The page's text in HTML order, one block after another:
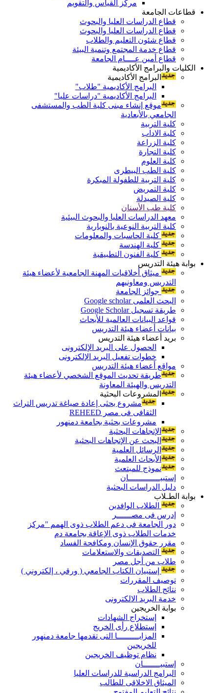
مركز القياس والتقويم
قطاعات الجامعة
قطاع الدراسات العليا والبحوث
قطاع الدراسات العليا والبحوث
قطاع شئون التعليم والطلاب
قطاع خدمة المجتمع وتنمية البيئة
قطاع أمين عــــام الجامعة
الكليات والبرامج الأكاديمية
البرامج الأكاديمية
البرامج الأكاديمية "طلاب"
البرامج الأكاديمية "دراسات عليا"
موقع إنشاء مبنى كلية الطب والمستشفى
الجامعي بالأبعادية
كلية التربية
كلية الاداب
كلية الزراعة
كلية التجارة
كلية العلوم
كلية الطب البيطرى
كلية التربية للطفولة المبكرة
كلية التمريض
كلية الصيدلة
كلية طب الأسنان
معهد الدراسات العليا والبحوث البيئية
كلية التربية النوعية بالنوبارية
كلية الحاسبات والمعلومات
كلية الهندسة
كلية الفنون التطبيقية
بوابة هيئة التدريس
ميثاق أخلاقيات المهنة الجامعية لأعضاء هيئة
التدريس ومعاونيهم
جوائز الجامعة
البحث العلمى Google scholar
طريقة تسجيل Google Scholar
قواعد البيانات العالمية للأبحاث
بيانات أعضاء هيئة التدريس
بريد أعضاء هيئة التدريس
الحصول على البريد الإلكترونى
خطوات تفعيل البريد الإلكترونى
مواقع أعضاء هيئة التدريس
طريقة تحديث الموقع الشخصي لأعضاء هيئة
التدريس والهيئة المعاونة
المشروعات البحثية
مشروع بحثى إعادة صياغة تدريس التراث
الثقافى فى مصر REHEED
مشروعات بحثية بجامعة دمنهور
الإتجاهات البحثية
البحث عن الإتجاهات البحثية
الرسائل العلمية
الأبحاث العلمية
نموذج للمبتعث
إستبيـــــــــــــان
دليل الدراسات البحثية
بوابة الطـلاب
الطلاب الوافدين
إدرس فى مصــــــر
دور الجامعة فى دعم الطلاب ذوى الهمم "مركز
خدمات الطلاب ذوى الإعاقة بجامعة دم
مقرر حقوق الإنسان ومكافحة الفساد
التصديقات والاستعلامات
طلاب من أجل مصر
إستبيان الكتاب الجامعي ( ورقي ، إلكتروني )
توصيف المقررات
نتائج الطلاب
خدمة البريد الالكترونى
بوابة الخريجين
إستخراج الشهادات
إستطلاع رأى الخريج
المزايـــــــــا التى تقدمها جامعة دمنهور
للخريجين
نظام توظيف الخريجين
إستبيـــــــان
البرامج الدراسية للدراسات العليا
الميثاق الاخلاقى للطالب